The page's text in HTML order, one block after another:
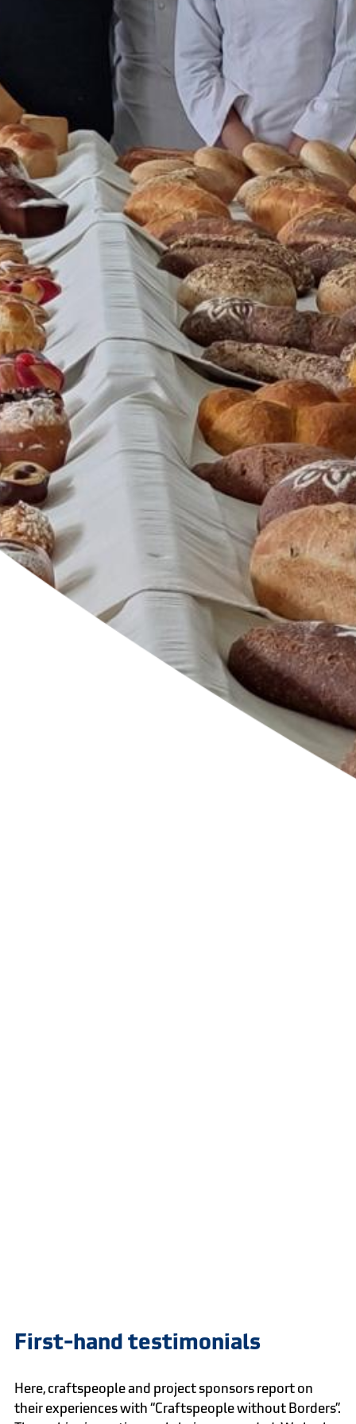
First-hand testimonials
Here, craftspeople and project sponsors report on
their experiences with “Craftspeople without Borders”.